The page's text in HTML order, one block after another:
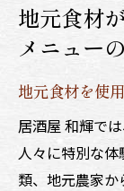
居酒
地元食材
メニュー
地元食材を使
居酒屋 和輝で
人々に特別な
類、地元農家